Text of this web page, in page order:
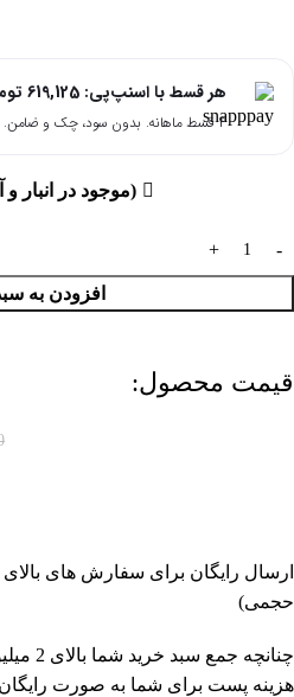
هر قسط با اسنپ‌پی: 619,125
۴ قسط ماهانه. بدون سود، چک و ضامن.
(موجود در انبار
افزودن به
قیمت محصول:​
حجمی)
هزینه پست برای شما به صورت